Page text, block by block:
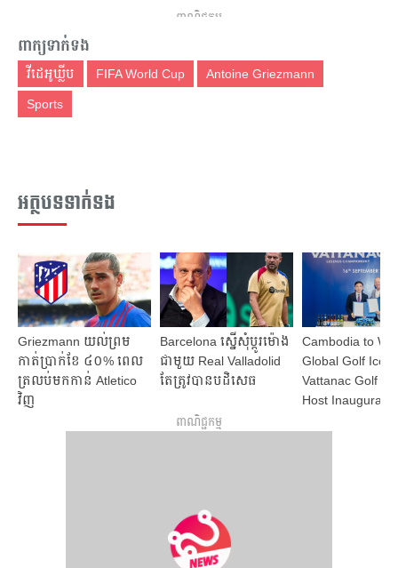
ពាណិជ្ជកម្ម
ពាក្យទាក់ទង
វីដេអូឃ្លីប FIFA World Cup Antoine Griezmann
Sports
អត្ថបទទាក់ទង
Griezmann យល់​ព្រម​
កាត់​ប្រាក់ខែ​ ៤០% ពេល​
ត្រលប់​មក​កាន់​ Atletico
វិញ
Barcelona ស្នើ​សុំ​ប្ដូរ​ម៉ោង​
ជាមួយ Real Valladolid
តែ​ត្រូវ​បាន​បដិសេធ​
Cambodia to
Global Golf
Vattanac Golf
Host Inaugural
ពាណិជ្ជកម្ម